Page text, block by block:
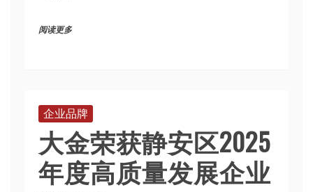
阅读更多
企业品牌
大金荣获静安区2025
年度高质量发展企业